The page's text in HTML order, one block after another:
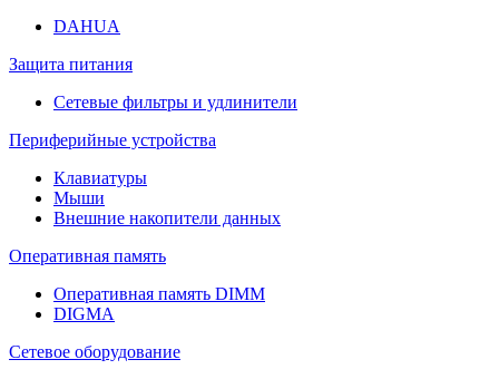
DAHUA
Защита питания
Сетевые фильтры и удлинители
Периферийные устройства
Клавиатуры
Мыши
Внешние накопители данных
Оперативная память
Оперативная память DIMM
DIGMA
Сетевое оборудование